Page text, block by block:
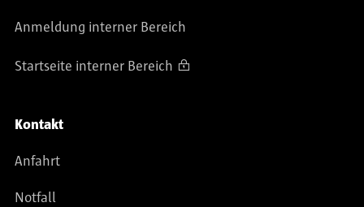
Anmeldung interner Bereich
Startseite interner Bereich
Kontakt
Anfahrt
Notfall